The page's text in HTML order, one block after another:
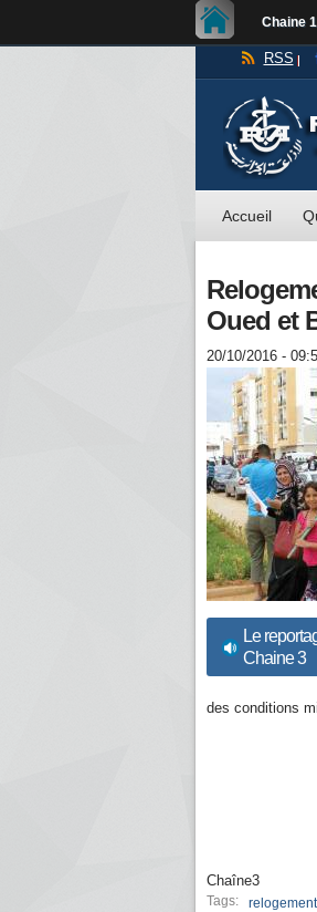
Chaine 1
RSS
Accueil
Oued et
20/10/2016 -
Le
Chaine 3
des conditions
Chaîne3
Tags: relogement